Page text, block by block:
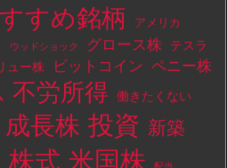
すめ銘柄 アメリカ
ウッドショック グロース株 テスラ
ュー株 ビットコイン ペニー株
不労所得 働きたくない
成長株 投資 新築
株式 米国株